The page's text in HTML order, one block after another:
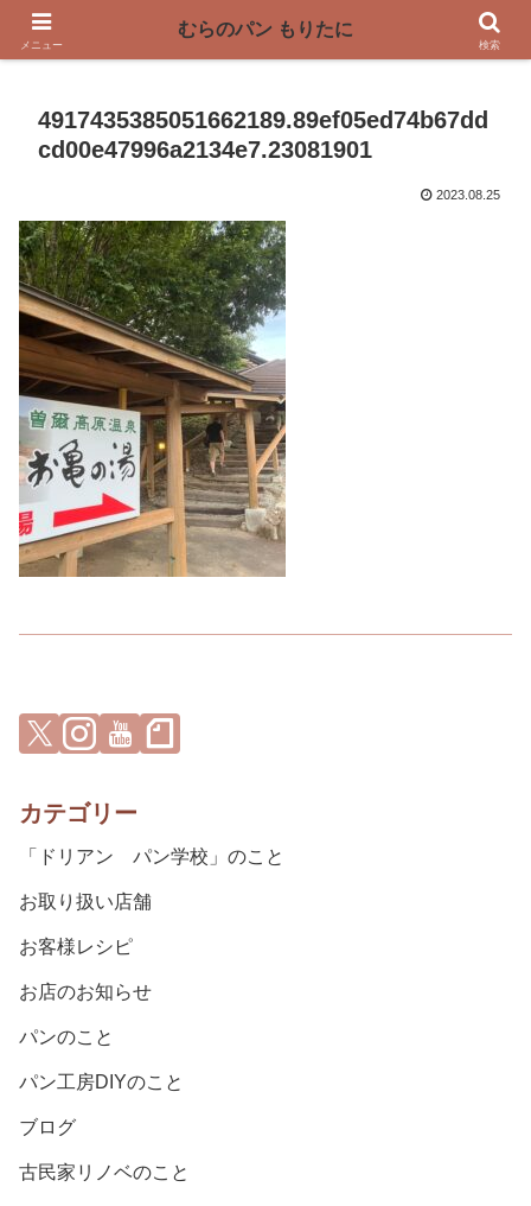
〜奈良県曽爾村の薪窯パン屋〜
4917435385051662189.89ef05ed74b67dd
cd00e47996a2134e7.23081901
2023.08.25
カテゴリー
「ドリアン パン学校」のこと
お取り扱い店舗
お客様レシピ
お店のお知らせ
パンのこと
パン工房DIYのこと
ブログ
古民家リノベのこと
メニュー
むらのパン もりたに
検索